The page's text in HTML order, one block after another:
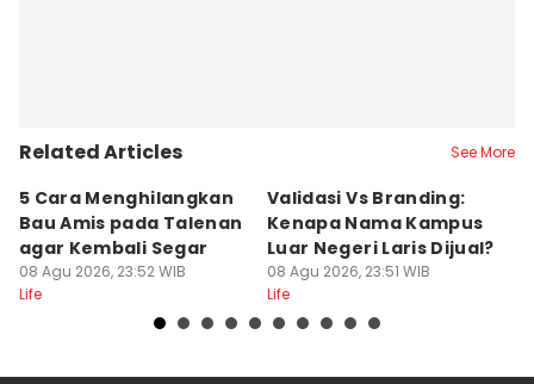
Related Articles See More
5 Cara Menghilangkan
Bau Amis pada Talenan
agar Kembali Segar
08 Agu 2026, 23:52 WIB
Life
Validasi Vs Branding:
Kenapa Nama Kampus
Luar Negeri Laris Dijual?
08 Agu 2026, 23:51 WIB
Life